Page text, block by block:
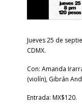
Jueves 25 de
CDMX.
Con: Amanda
(violín), Gibrán
Entrada: MX$120.